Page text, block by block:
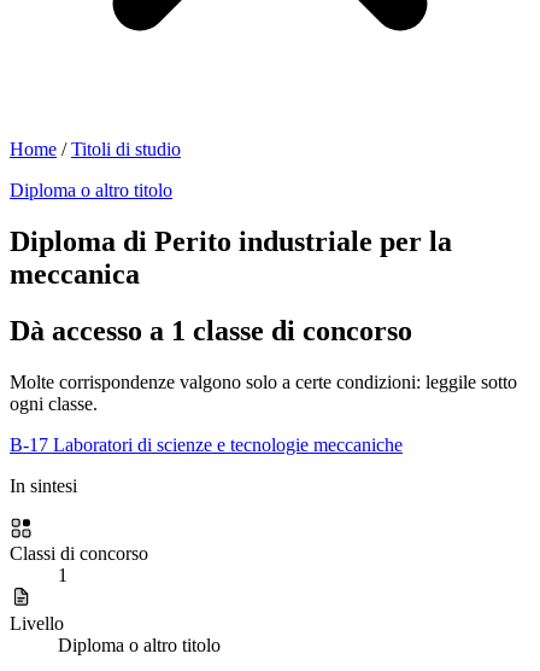
Home /Titoli di studio
Diploma o altro titolo
Diploma di Perito industriale per la
meccanica
Dà accesso a 1 classe di concorso
Molte corrispondenze valgono solo a certe condizioni: leggile sotto
ogni classe.
B-17 Laboratori di scienze e tecnologie meccaniche
In sintesi
Classi di concorso
1
Livello
Diploma o altro titolo